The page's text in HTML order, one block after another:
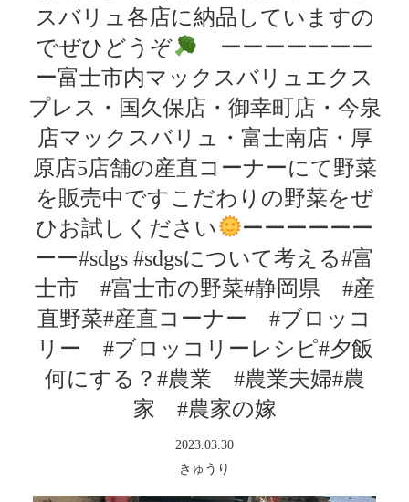
スバリュ各店に納品していますの
でぜひどうぞ
ーーーーーーー
ー富士市内マックスバリュエクス
プレス・国久保店・御幸町店・今泉
店マックスバリュ・富士南店・厚
原店5店舗の産直コーナーにて野菜
を販売中です‍こだわりの野菜をぜ
ひお試しください
ーーーーーー
ーー#sdgs #sdgsについて考える#富
士市 #富士市の野菜#静岡県 #産
直野菜#産直コーナー #ブロッコ
リー #ブロッコリーレシピ#夕飯
何にする？#農業 #農業夫婦#農
家 #農家の嫁
2023.03.30
きゅうり